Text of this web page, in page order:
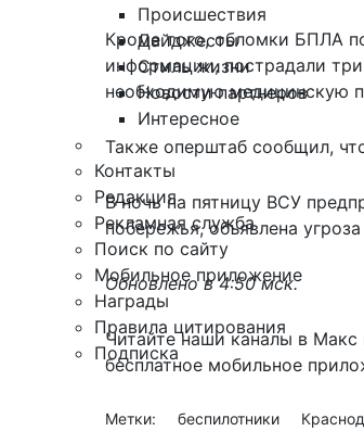
Происшествия
Дайджесты
Стиль жизни
Новости партнеров
Интересное
Контакты
Редакция
Рекламная служба
Поиск по сайту
Мобильное приложение
Награды
Правила цитирования
Подписка
Кроме того, обломки БПЛА
информации, пострадали
необходимую медицинскую
Также оперштаб сообщил,
В ночь на пятницу ВСУ
побережья, объявлена
Обновлено в 4:50 мск.
Читайте наши каналы в Макс
бесплатное мобильное
Метки: беспилотники